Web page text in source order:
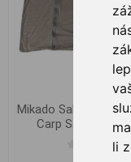
li
Mikado Sak na ryby
Carp Sack